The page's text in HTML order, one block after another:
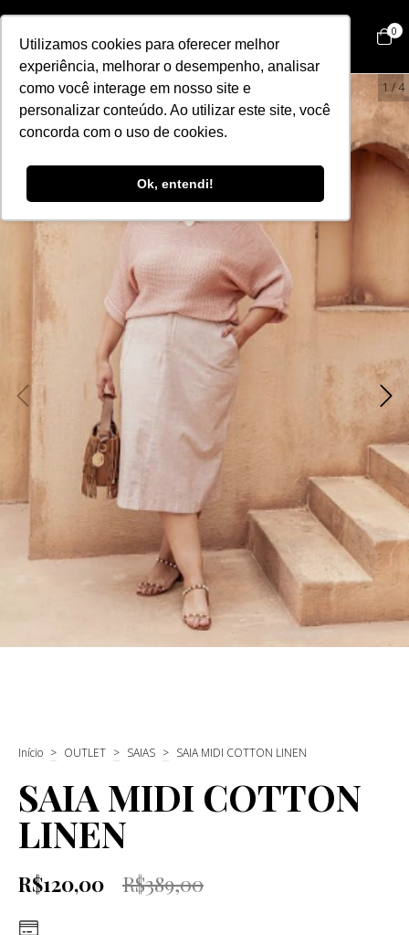
Utilizamos cookies para oferecer melhor
experiência, melhorar o desempenho, analisar
como você interage em nosso site e
personalizar conteúdo. Ao utilizar este site, você
concorda com o uso de cookies.
Ok, entendi!
0
69%OFF 1 /4
Início > OUTLET > SAIAS > SAIA MIDI COTTON LINEN
SAIA MIDI COTTON
LINEN
R$120,00 R$389,00